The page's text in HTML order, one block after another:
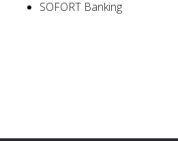
SOFORT Banking